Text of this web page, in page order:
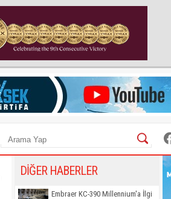
DİĞER HABERLER
Embraer KC-390 Millennium'a İlgi